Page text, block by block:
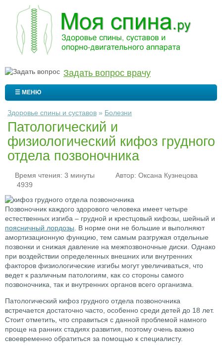
Задать вопрос врачу
☰ МЕНЮ
Здоровье спины и суставов » Болезни
Патологический и
физиологический кифоз грудного
отдела позвоночника
Время чтения: 3 минуты Автор: Оксана Кузнецова
4939
Позвоночник каждого здорового человека имеет четыре
естественных изгиба – грудной и крестцовый кифозы, шейный и
поясничный лордозы . В норме они не большие и выполняют
амортизационную функцию, тем самым разгружая отдельные
позвонки и снижая давление на межпозвоночные диски. Однако
при воздействии определенных внешних или внутренних
факторов физиологические изгибы могут увеличиваться, что
ведет к различным патологиям, как со стороны самого
позвоночника, так и внутренних органов всего организма.
Патологический кифоз грудного отдела позвоночника
встречается достаточно часто, особенно среди детей до 18 лет.
Стоит отметить, что справиться с данной проблемой намного
проще на ранних стадиях развития, поэтому очень важно
своевременно обратиться за помощью к специалисту.